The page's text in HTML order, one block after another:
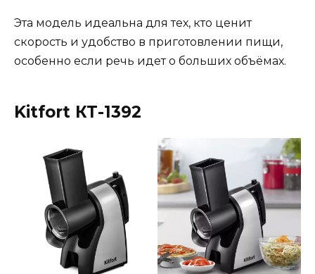
Эта модель идеальна для тех, кто ценит
скорость и удобство в приготовлении пищи,
особенно если речь идет о больших объёмах.
Kitfort КТ-1392